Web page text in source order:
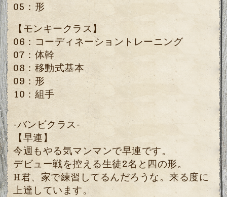
05：形
【モンキークラス】
06：コーディネーショントレーニング
07：体幹
08：移動式基本
09：形
10：組手
-バンビクラス-
【早連】
今週もやる気マンマンで早連です。
デビュー戦を控える生徒2名と四の形。
H君、家で練習してるんだろうな。来る度に
上達しています。